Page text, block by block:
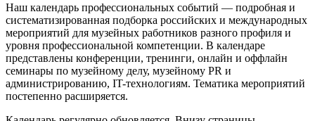
Наш календарь профессиональных событий — подробная и
систематизированная подборка российских и международных
мероприятий для музейных работников разного профиля и
уровня профессиональной компетенции. В календаре
представлены конференции, тренинги, онлайн и оффлайн
семинары по музейному делу, музейному PR и
администрированию, IT-технологиям. Тематика мероприятий
постепенно расширяется.